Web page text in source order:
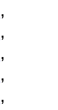
,
,
,
,
,